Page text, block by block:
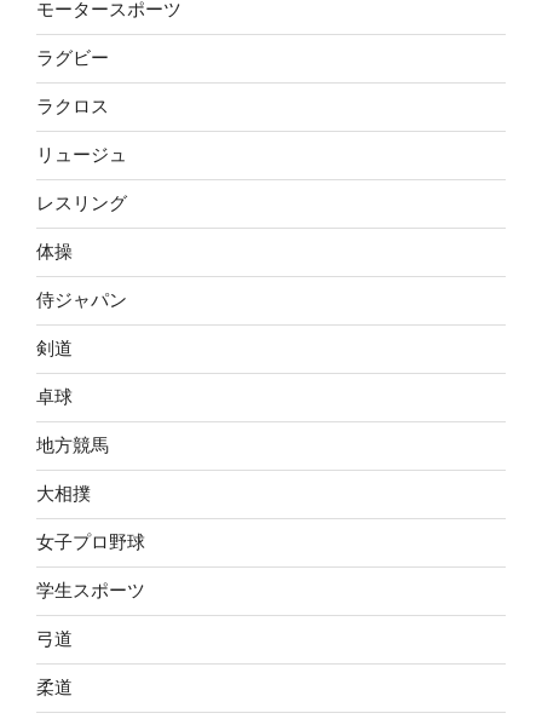
モータースポーツ
ラグビー
ラクロス
リュージュ
レスリング
体操
侍ジャパン
剣道
卓球
地方競馬
大相撲
女子プロ野球
学生スポーツ
弓道
柔道